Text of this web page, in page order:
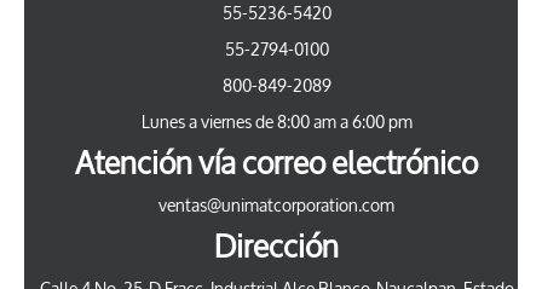
55-5236-5420
55-2794-0100
800-849-2089
Lunes a viernes de 8:00 am a 6:00 pm
Atención vía correo electrónico
ventas@unimatcorporation.com
Dirección